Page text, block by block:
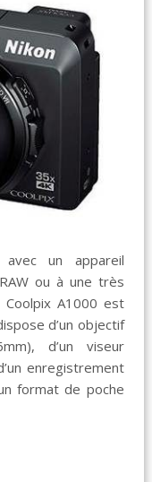
un appareil
ou à une très
A1000 est
d’un objectif
d’un viseur
enregistrement
format de poche